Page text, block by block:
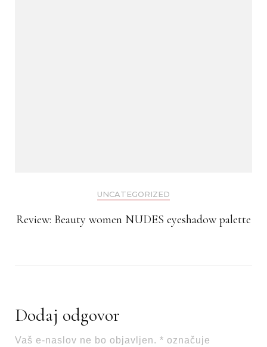
UNCATEGORIZED
Review: Beauty women NUDES eyeshadow palette
Dodaj odgovor
Vaš e-naslov ne bo objavljen. * označuje